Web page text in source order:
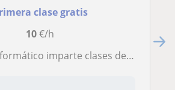
clase gratis
10€/h
clases de matemáticas tanto para la ESO como para Bachiller